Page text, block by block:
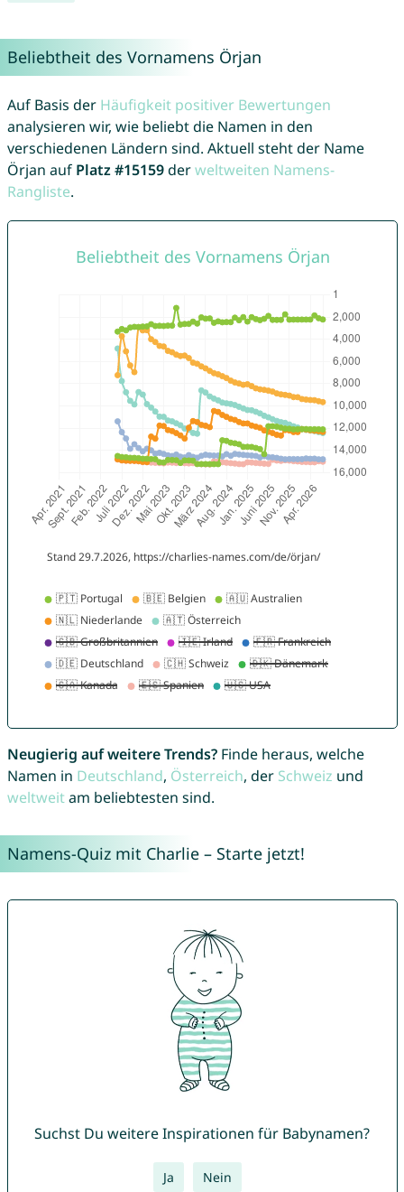
Beliebtheit des Vornamens Örjan
Auf Basis der Häufigkeit positiver Bewertungen
analysieren wir, wie beliebt die Namen in den
verschiedenen Ländern sind. Aktuell steht der Name
Örjan auf Platz #15159derweltweiten Namens-
Rangliste.
Neugierig auf weitere Trends?Finde heraus, welche
Namen in Deutschland, Österreich, der Schweiz und
weltweitam beliebtesten sind.
Namens-Quiz mit Charlie – Starte jetzt!
Suchst Du weitere Inspirationen für Babynamen?
Ja Nein